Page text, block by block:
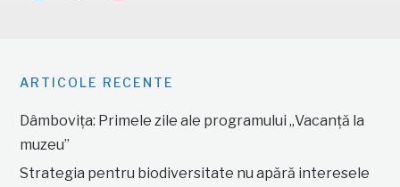
ARTICOLE RECENTE
Dâmbovița: Primele zile ale programului „Vacanță la
muzeu”
Strategia pentru biodiversitate nu apără interesele